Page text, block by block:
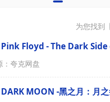
为您找到
Pink Floyd - The Dark
：夸克网盘
MOON -黑之月：月